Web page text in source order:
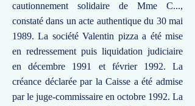
cautionnement solidaire de Mme C...,
constaté dans un acte authentique du 30 mai
1989. La société Valentin pizza a été mise
en redressement puis liquidation judiciaire
en décembre 1991 et février 1992. La
créance déclarée par la Caisse a été admise
par le juge-commissaire en octobre 1992. La